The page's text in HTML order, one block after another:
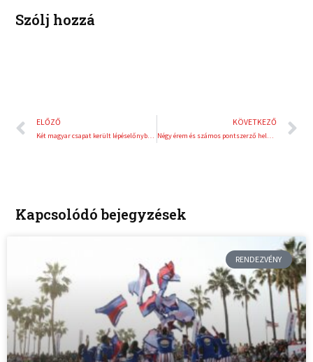
Szólj hozzá
Előző
ELŐZŐ
Két magyar csapat került lépéselőnybe a nyolcaddöntők során
KÖVETKEZŐ
Négy érem és számos pontszerző hely a junior testépítő és fitness világbajnokságon
Kapcsolódó bejegyzések
RENDEZVÉNY